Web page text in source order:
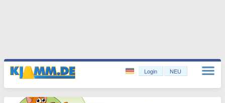
Login NEU